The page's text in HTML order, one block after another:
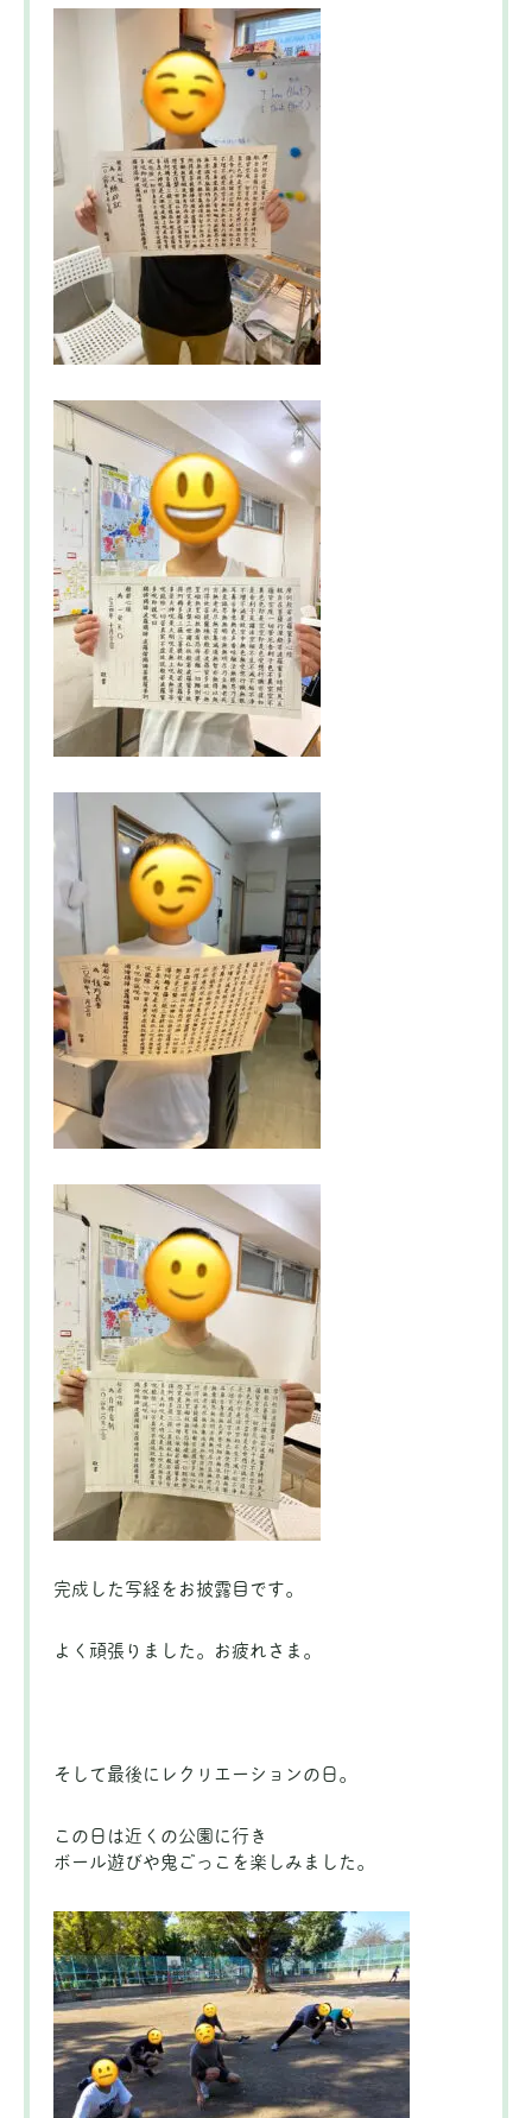
完成した写経をお披露目です。
よく頑張りました。お疲れさま。
そして最後にレクリエーションの日。
この日は近くの公園に行き
ボール遊びや鬼ごっこを楽しみました。